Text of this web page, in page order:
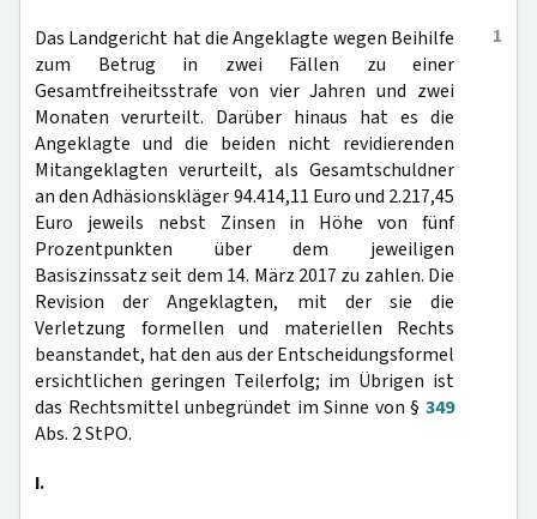
1
Das Landgericht hat die Angeklagte wegen Beihilfe
zum Betrug in zwei Fällen zu einer
Gesamtfreiheitsstrafe von vier Jahren und zwei
Monaten verurteilt. Darüber hinaus hat es die
Angeklagte und die beiden nicht revidierenden
Mitangeklagten verurteilt, als Gesamtschuldner
an den Adhäsionskläger 94.414,11 Euro und 2.217,45
Euro jeweils nebst Zinsen in Höhe von fünf
Prozentpunkten über dem jeweiligen
Basiszinssatz seit dem 14. März 2017 zu zahlen. Die
Revision der Angeklagten, mit der sie die
Verletzung formellen und materiellen Rechts
beanstandet, hat den aus der Entscheidungsformel
ersichtlichen geringen Teilerfolg; im Übrigen ist
das Rechtsmittel unbegründet im Sinne von § 349
Abs. 2 StPO.
I.